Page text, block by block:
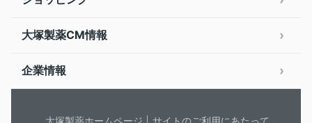
大塚製薬CM情報
企業情報